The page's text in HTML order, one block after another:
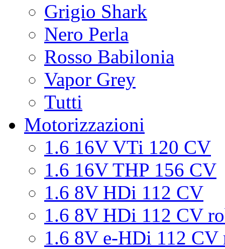
Grigio Shark
Nero Perla
Rosso Babilonia
Vapor Grey
Tutti
Motorizzazioni
1.6 16V VTi 120 CV
1.6 16V THP 156 CV
1.6 8V HDi 112 CV
1.6 8V HDi 112 CV
1.6 8V e-HDi 112 CV